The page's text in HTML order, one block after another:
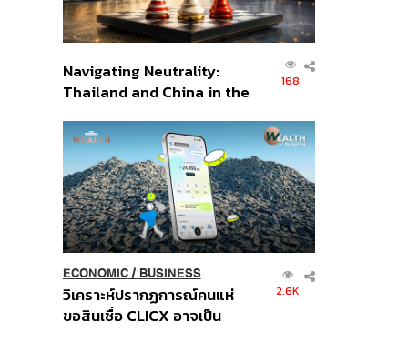
Navigating Neutrality:
Thailand and China in the
Order
168
ECONOMIC/ BUSINESS
วิเคราะห์ปรากฏการณ์คนแห่
ขอสินเชื่อ CLICX อาจเป็น
2.6K